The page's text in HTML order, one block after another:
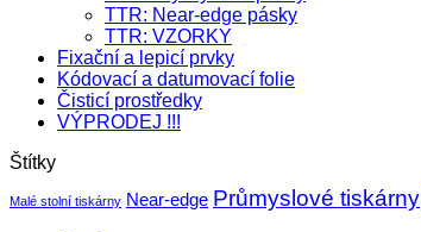
TTR: Near-edge pásky
TTR: VZORKY
Fixační a lepicí prvky
Kódovací a datumovací folie
Čisticí prostředky
VÝPRODEJ !!!
Štítky
Malé stolní tiskárny Near-edge Průmyslové tiskárny